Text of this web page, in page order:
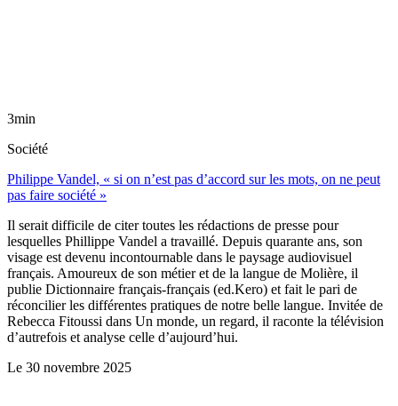
3min
Société
Philippe Vandel, « si on n’est pas d’accord sur les mots, on ne peut
pas faire société »
Il serait difficile de citer toutes les rédactions de presse pour
lesquelles Phillippe Vandel a travaillé. Depuis quarante ans, son
visage est devenu incontournable dans le paysage audiovisuel
français. Amoureux de son métier et de la langue de Molière, il
publie Dictionnaire français-français (ed.Kero) et fait le pari de
réconcilier les différentes pratiques de notre belle langue. Invitée de
Rebecca Fitoussi dans Un monde, un regard, il raconte la télévision
d’autrefois et analyse celle d’aujourd’hui.
Le 30 novembre 2025